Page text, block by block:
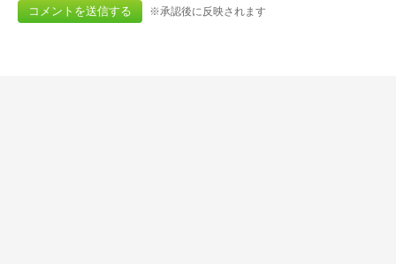
※承認後に反映されます